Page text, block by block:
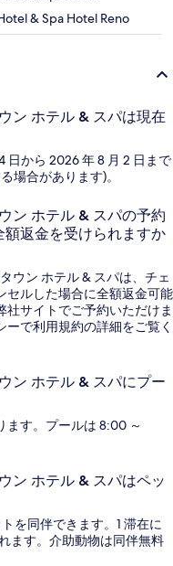
& Spa Hotel Reno
ン ホテル & スパは現在
日から 2026 年 8 月 2 日まで
場合があります)。
ン ホテル & スパの予約
返金を受けられますか
ウン ホテル & スパは、チェ
セルした場合に全額返金可能
サイトでご予約いただけま
で利用規約の詳細をご覧く
ン ホテル & スパにプー
ます。プールは 8:00 ～
ン ホテル & スパはペッ
を同伴できます。1 滞在に
ます。介助動物は同伴無料